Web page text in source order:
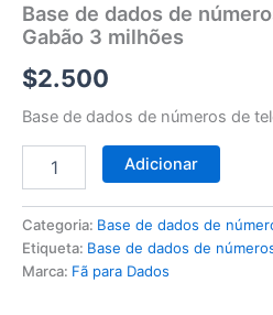
Base de dados de
Gabão 3 milhões
$2.500
Base de dados de números de
Adicionar
Categoria: Base de dados de
Etiqueta: Base de dados de
Marca: Fã para Dados